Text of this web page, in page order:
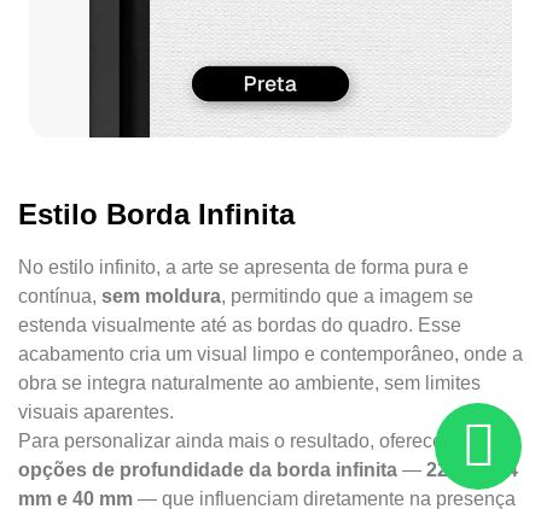
Estilo Borda Infinita
No estilo infinito, a arte se apresenta de forma pura e
contínua, sem moldura, permitindo que a imagem se
estenda visualmente até as bordas do quadro. Esse
acabamento cria um visual limpo e contemporâneo, onde a
obra se integra naturalmente ao ambiente, sem limites
visuais aparentes.
Para personalizar ainda mais o resultado, oferecemos
opções de profundidade da borda infinita — 22 mm, 34
mm e 40 mm — que influenciam diretamente na presença